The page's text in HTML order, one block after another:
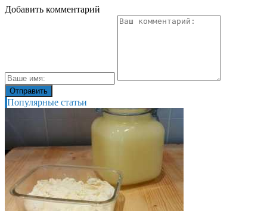
Добавить комментарий
Популярные статьи